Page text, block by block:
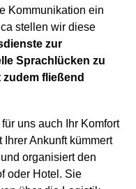
Kommunikation ein
stellen wir diese
zur
Sprachlücken zu
fließend
uns auch Ihr Komfort
Ihrer Ankunft kümmert
organisiert den
oder Hotel. Sie